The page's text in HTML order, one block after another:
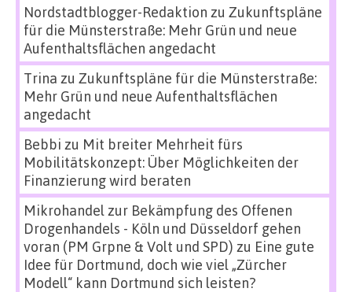
Nordstadtblogger-Redaktion zu Zukunftspläne
für die Münsterstraße: Mehr Grün und neue
Aufenthaltsflächen angedacht
Trina zu Zukunftspläne für die Münsterstraße:
Mehr Grün und neue Aufenthaltsflächen
angedacht
Bebbi zu Mit breiter Mehrheit fürs
Mobilitätskonzept: Über Möglichkeiten der
Finanzierung wird beraten
Mikrohandel zur Bekämpfung des Offenen
Drogenhandels - Köln und Düsseldorf gehen
voran (PM Grpne & Volt und SPD) zu Eine gute
Idee für Dortmund, doch wie viel „Zürcher
Modell“ kann Dortmund sich leisten?